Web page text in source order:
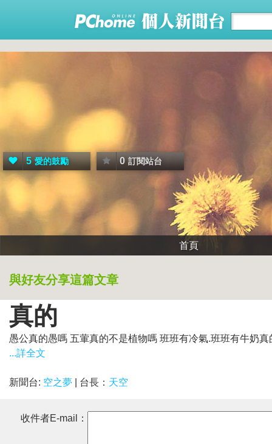
5 愛的鼓勵 0 訂閱站台
首頁
與好友分享這篇文章
真的
愚公真的愚嗎 五葷真的不是植物嗎 班班有冷氣.班班有牛奶
...詳全文
新聞台: 空之夢 | 台長： 天空
收件者E-mail：